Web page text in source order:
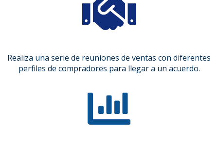
Realiza una serie de reuniones de ventas con diferentes
perfiles de compradores para llegar a un acuerdo.